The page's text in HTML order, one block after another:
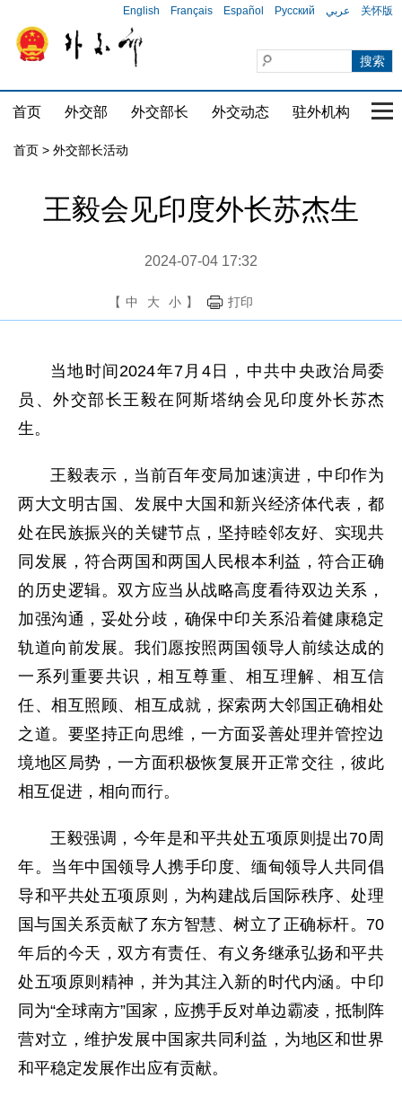
English Français Español Русский عربي 关怀版
首页 外交部 外交部长 外交动态 驻外机构 国
首页 > 外交部长活动
王毅会见印度外长苏杰生
2024-07-04 17:32
【 中 大 小 】 打印
当地时间2024年7月4日，中共中央政治局委
员、外交部长王毅在阿斯塔纳会见印度外长苏杰
生。
王毅表示，当前百年变局加速演进，中印作为
两大文明古国、发展中大国和新兴经济体代表，都
处在民族振兴的关键节点，坚持睦邻友好、实现共
同发展，符合两国和两国人民根本利益，符合正确
的历史逻辑。双方应当从战略高度看待双边关系，
加强沟通，妥处分歧，确保中印关系沿着健康稳定
轨道向前发展。我们愿按照两国领导人前续达成的
一系列重要共识，相互尊重、相互理解、相互信
任、相互照顾、相互成就，探索两大邻国正确相处
之道。要坚持正向思维，一方面妥善处理并管控边
境地区局势，一方面积极恢复展开正常交往，彼此
相互促进，相向而行。
王毅强调，今年是和平共处五项原则提出70周
年。当年中国领导人携手印度、缅甸领导人共同倡
导和平共处五项原则，为构建战后国际秩序、处理
国与国关系贡献了东方智慧、树立了正确标杆。70
年后的今天，双方有责任、有义务继承弘扬和平共
处五项原则精神，并为其注入新的时代内涵。中印
同为“全球南方”国家，应携手反对单边霸凌，抵制阵
营对立，维护发展中国家共同利益，为地区和世界
和平稳定发展作出应有贡献。